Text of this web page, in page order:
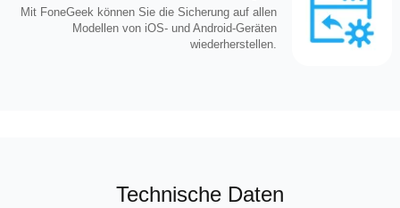
Mit FoneGeek können Sie die Sicherung auf allen
Modellen von iOS- und Android-Geräten
wiederherstellen.
Technische Daten